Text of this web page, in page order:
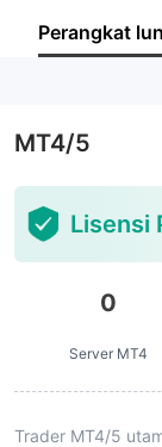
Nama
Perangkat
MT4/5
Lisensi
0
Server MT4
Trader MT4/5